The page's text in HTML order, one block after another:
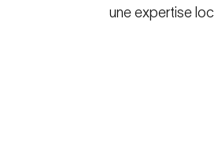
une expertise